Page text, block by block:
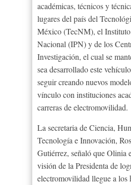
académicas, técnicos y
lugares del país del
México (TecNM), el
Nacional (IPN) y de los
Investigación, el cual se
sea desarrollado este
seguir creando nuevos
vínculo con instituciones
carreras de electromovilidad.
La secretaria de Ciencia,
Tecnología e Innovación,
Gutiérrez, señaló que Olinia
visión de la Presidenta de
electromovilidad llegue a los